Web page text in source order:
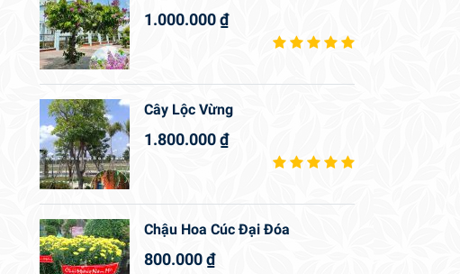
1.000.000₫
Cây Lộc Vừng
1.800.000₫
Chậu Hoa Cúc Đại Đóa
800.000₫